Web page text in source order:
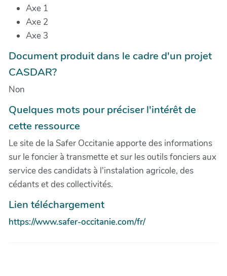
Axe 1
Axe 2
Axe 3
Document produit dans le cadre d'un projet
CASDAR?
Non
Quelques mots pour préciser l'intérêt de
cette ressource
Le site de la Safer Occitanie apporte des informations
sur le foncier à transmette et sur les outils fonciers aux
service des candidats à l'instalation agricole, des
cédants et des collectivités.
Lien téléchargement
https://www.safer-occitanie.com/fr/